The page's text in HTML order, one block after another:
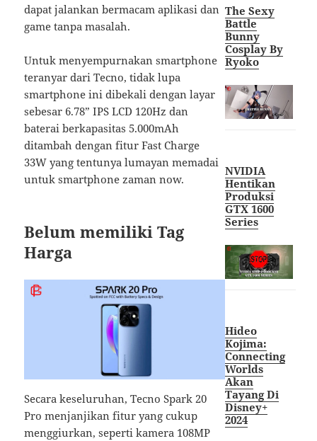
dapat jalankan bermacam aplikasi dan
game tanpa masalah.
Untuk menyempurnakan smartphone
teranyar dari Tecno, tidak lupa
smartphone ini dibekali dengan layar
sebesar 6.78” IPS LCD 120Hz dan
baterai berkapasitas 5.000mAh
ditambah dengan fitur Fast Charge
33W yang tentunya lumayan memadai
untuk smartphone zaman now.
Belum memiliki Tag
Harga
Secara keseluruhan, Tecno Spark 20
Pro menjanjikan fitur yang cukup
menggiurkan, seperti kamera 108MP
The Sexy
Battle
Bunny
Cosplay By
Ryoko
NVIDIA
Hentikan
Produksi
GTX 1600
Series
Hideo
Kojima:
Connecting
Worlds
Akan
Tayang Di
Disney+
2024